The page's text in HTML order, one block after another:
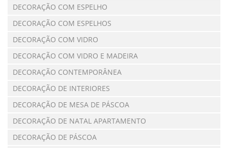
DECORAÇÃO COM ESPELHO
DECORAÇÃO COM ESPELHOS
DECORAÇÃO COM VIDRO
DECORAÇÃO COM VIDRO E MADEIRA
DECORAÇÃO CONTEMPORÂNEA
DECORAÇÃO DE INTERIORES
DECORAÇÃO DE MESA DE PÁSCOA
DECORAÇÃO DE NATAL APARTAMENTO
DECORAÇÃO DE PÁSCOA